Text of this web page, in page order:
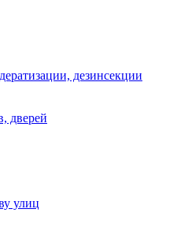
дезинсекции
дверей
улиц